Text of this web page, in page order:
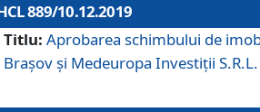
889/10.12.2019
Titlu: Aprobarea schimbului de
Brașov și Medeuropa Investiții S.R.L.